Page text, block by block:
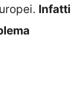
Infatti